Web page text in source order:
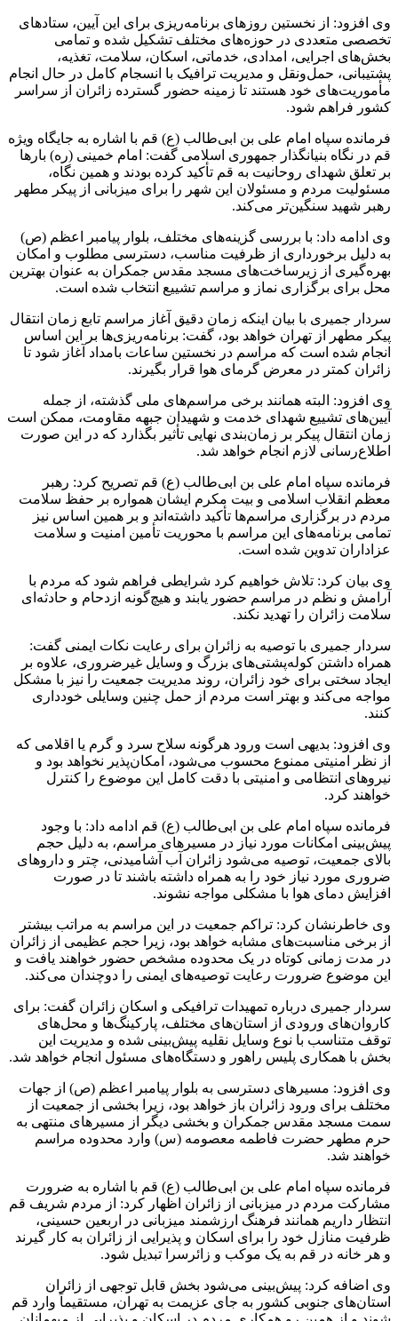
وی افزود: از نخستین روزهای برنامه‌ریزی برای این آیین، ستادهای
تخصصی متعددی در حوزه‌های مختلف تشکیل شده و تمامی
بخش‌های اجرایی، امدادی، خدماتی، اسکان، سلامت، تغذیه،
پشتیبانی، حمل‌ونقل و مدیریت ترافیک با انسجام کامل در حال انجام
مأموریت‌های خود هستند تا زمینه حضور گسترده زائران از سراسر
کشور فراهم شود.
فرمانده سپاه امام علی بن ابی‌طالب (ع) قم با اشاره به جایگاه ویژه
قم در نگاه بنیانگذار جمهوری اسلامی گفت: امام خمینی (ره) بارها
بر تعلق شهدای روحانیت به قم تأکید کرده بودند و همین نگاه،
مسئولیت مردم و مسئولان این شهر را برای میزبانی از پیکر مطهر
رهبر شهید سنگین‌تر می‌کند.
وی ادامه داد: با بررسی گزینه‌های مختلف، بلوار پیامبر اعظم (ص)
به دلیل برخورداری از ظرفیت مناسب، دسترسی مطلوب و امکان
بهره‌گیری از زیرساخت‌های مسجد مقدس جمکران به عنوان بهترین
محل برای برگزاری نماز و مراسم تشییع انتخاب شده است.
سردار جمیری با بیان اینکه زمان دقیق آغاز مراسم تابع زمان انتقال
پیکر مطهر از تهران خواهد بود، گفت: برنامه‌ریزی‌ها بر این اساس
انجام شده است که مراسم در نخستین ساعات بامداد آغاز شود تا
زائران کمتر در معرض گرمای هوا قرار بگیرند.
وی افزود: البته همانند برخی مراسم‌های ملی گذشته، از جمله
آیین‌های تشییع شهدای خدمت و شهیدان جبهه مقاومت، ممکن است
زمان انتقال پیکر بر زمان‌بندی نهایی تأثیر بگذارد که در این صورت
اطلاع‌رسانی لازم انجام خواهد شد.
فرمانده سپاه امام علی بن ابی‌طالب (ع) قم تصریح کرد: رهبر
معظم انقلاب اسلامی و بیت مکرم ایشان همواره بر حفظ سلامت
مردم در برگزاری مراسم‌ها تأکید داشته‌اند و بر همین اساس نیز
تمامی برنامه‌های این مراسم با محوریت تأمین امنیت و سلامت
عزاداران تدوین شده است.
وی بیان کرد: تلاش خواهیم کرد شرایطی فراهم شود که مردم با
آرامش و نظم در مراسم حضور یابند و هیچ‌گونه ازدحام و حادثه‌ای
سلامت زائران را تهدید نکند.
سردار جمیری با توصیه به زائران برای رعایت نکات ایمنی گفت:
همراه داشتن کوله‌پشتی‌های بزرگ و وسایل غیرضروری، علاوه بر
ایجاد سختی برای خود زائران، روند مدیریت جمعیت را نیز با مشکل
مواجه می‌کند و بهتر است مردم از حمل چنین وسایلی خودداری
کنند.
وی افزود: بدیهی است ورود هرگونه سلاح سرد و گرم یا اقلامی که
از نظر امنیتی ممنوع محسوب می‌شود، امکان‌پذیر نخواهد بود و
نیروهای انتظامی و امنیتی با دقت کامل این موضوع را کنترل
خواهند کرد.
فرمانده سپاه امام علی بن ابی‌طالب (ع) قم ادامه داد: با وجود
پیش‌بینی امکانات مورد نیاز در مسیرهای مراسم، به دلیل حجم
بالای جمعیت، توصیه می‌شود زائران آب آشامیدنی، چتر و داروهای
ضروری مورد نیاز خود را به همراه داشته باشند تا در صورت
افزایش دمای هوا با مشکلی مواجه نشوند.
وی خاطرنشان کرد: تراکم جمعیت در این مراسم به مراتب بیشتر
از برخی مناسبت‌های مشابه خواهد بود، زیرا حجم عظیمی از زائران
در مدت زمانی کوتاه در یک محدوده مشخص حضور خواهند یافت و
این موضوع ضرورت رعایت توصیه‌های ایمنی را دوچندان می‌کند.
سردار جمیری درباره تمهیدات ترافیکی و اسکان زائران گفت: برای
کاروان‌های ورودی از استان‌های مختلف، پارکینگ‌ها و محل‌های
توقف متناسب با نوع وسایل نقلیه پیش‌بینی شده و مدیریت این
بخش با همکاری پلیس راهور و دستگاه‌های مسئول انجام خواهد شد.
وی افزود: مسیرهای دسترسی به بلوار پیامبر اعظم (ص) از جهات
مختلف برای ورود زائران باز خواهد بود، زیرا بخشی از جمعیت از
سمت مسجد مقدس جمکران و بخشی دیگر از مسیرهای منتهی به
حرم مطهر حضرت فاطمه معصومه (س) وارد محدوده مراسم
خواهند شد.
فرمانده سپاه امام علی بن ابی‌طالب (ع) قم با اشاره به ضرورت
مشارکت مردم در میزبانی از زائران اظهار کرد: از مردم شریف قم
انتظار داریم همانند فرهنگ ارزشمند میزبانی در اربعین حسینی،
ظرفیت منازل خود را برای اسکان و پذیرایی از زائران به کار گیرند
و هر خانه در قم به یک موکب و زائرسرا تبدیل شود.
وی اضافه کرد: پیش‌بینی می‌شود بخش قابل توجهی از زائران
استان‌های جنوبی کشور به جای عزیمت به تهران، مستقیماً وارد قم